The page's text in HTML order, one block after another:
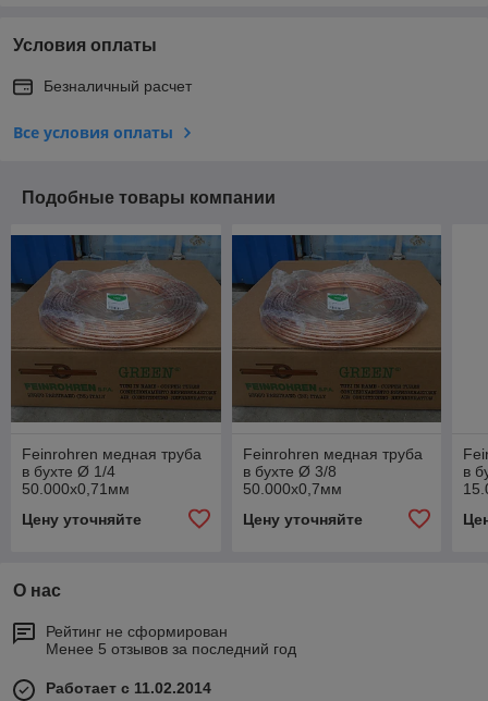
Условия оплаты
Безналичный расчет
Все условия оплаты
Подобные товары компании
Feinrohren медная труба
в бухте Ø 1/4
50.000х0,71мм
Цену уточняйте
Feinrohren медная труба
в бухте Ø 3/8
50.000х0,7мм
Цену уточняйте
в
О нас
Рейтинг не сформирован
Менее 5 отзывов за последний год
Работает с 11.02.2014